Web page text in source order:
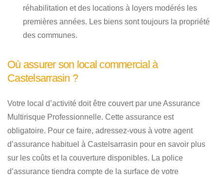
réhabilitation et des locations à loyers modérés les
premières années. Les biens sont toujours la propriété
des communes.
Où assurer son local commercial à
Castelsarrasin ?
Votre local d’activité doit être couvert par une Assurance
Multirisque Professionnelle. Cette assurance est
obligatoire. Pour ce faire, adressez-vous à votre agent
d’assurance habituel à Castelsarrasin pour en savoir plus
sur les coûts et la couverture disponibles. La police
d’assurance tiendra compte de la surface de votre